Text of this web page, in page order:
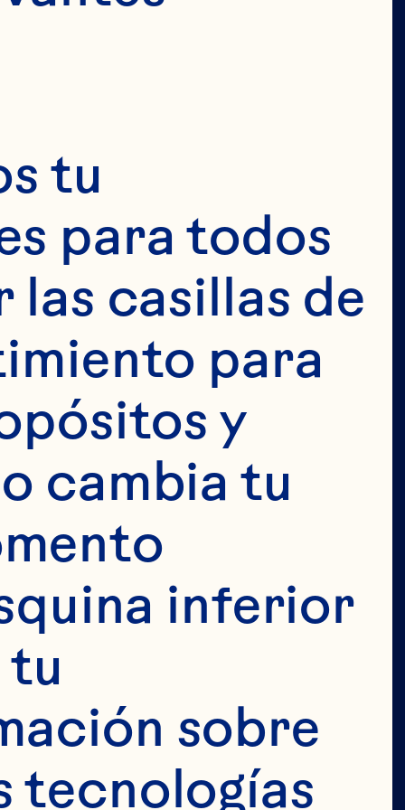
tu
para todos
las casillas de
para
y
cambia tu
inferior
tu
sobre
tecnologías